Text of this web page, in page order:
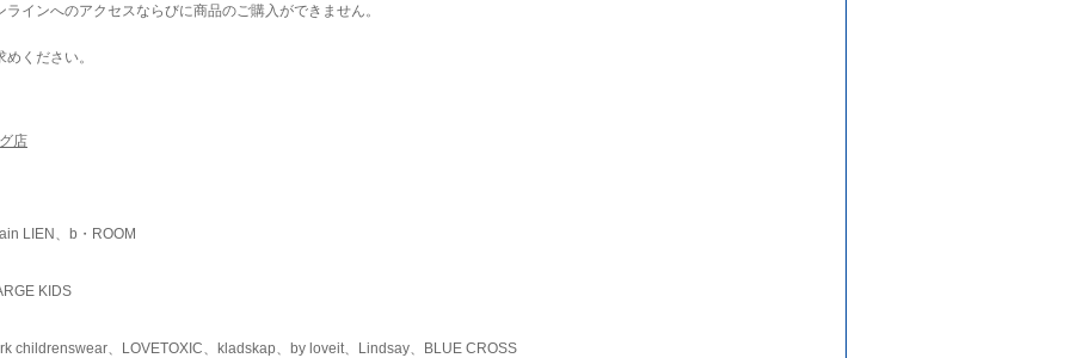
インへのアクセスならびに商品のご購入ができません。
ください。
店
LIEN、b・ROOM
KIDS
childrenswear、LOVETOXIC、kladskap、by loveit、Lindsay、BLUE CROSS